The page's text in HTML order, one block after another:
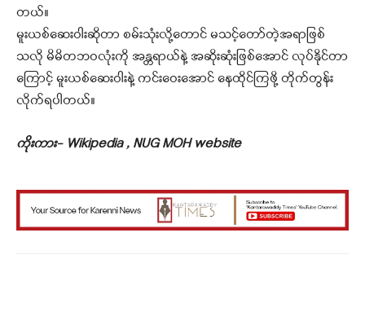
တယ်။
မူးယစ်ဆေးဝါးဆိုတာ စမ်းသုံးလို့တောင် မသင့်တော်တဲ့အရာဖြစ်
သလို မိမိတဘဝလုံးကို အန္တရာယ်နဲ့ အဆိုးဆုံးဖြစ်အောင် လုပ်နိုင်တာ
ကြောင့် မူးယစ်ဆေးဝါးနဲ့ ကင်းဝေးအောင် နေထိုင်ကြဖို့ တိုက်တွန်း
လိုက်ရပါတယ်။
ကိုးကား- Wikipedia , NUG MOH website